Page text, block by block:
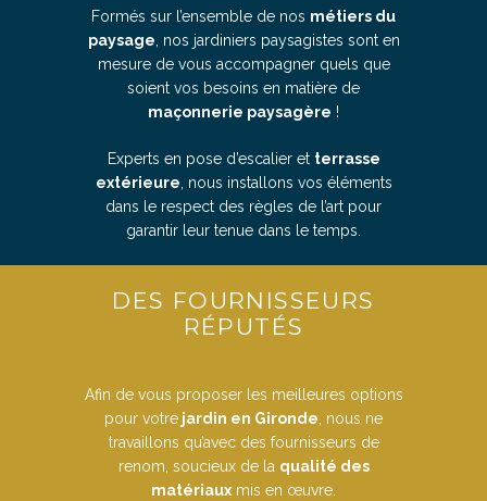
Formés sur l’ensemble de nos métiers du
paysage, nos jardiniers paysagistes sont en
mesure de vous accompagner quels que
soient vos besoins en matière de
maçonnerie paysagère !
Experts en pose d’escalier et terrasse
extérieure, nous installons vos éléments
dans le respect des règles de l’art pour
garantir leur tenue dans le temps.
DES FOURNISSEURS
RÉPUTÉS
Afin de vous proposer les meilleures options
pour votre jardin en Gironde, nous ne
travaillons qu’avec des fournisseurs de
renom, soucieux de la qualité des
matériauxmis en œuvre.